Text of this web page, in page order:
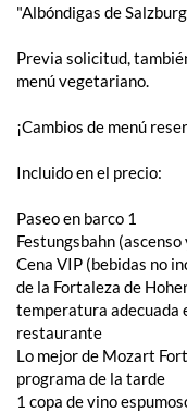
"Albóndigas de
Previa solicitud,
menú vegetariano.
¡Cambios de menú
Incluido en el precio:
Paseo en barco 1
Festungsbahn (ascenso
Cena VIP (bebidas no
de la Fortaleza de
temperatura adecuada
restaurante
Lo mejor de Mozart
programa de la tarde
1 copa de vino